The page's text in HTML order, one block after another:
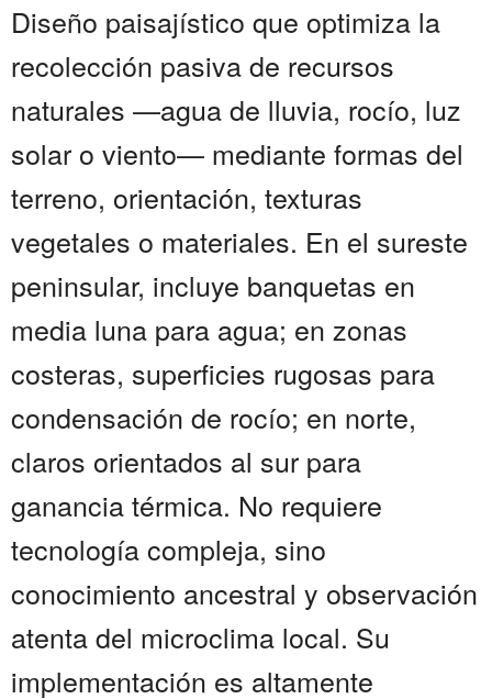
Diseño paisajístico que optimiza la
recolección pasiva de recursos
naturales —agua de lluvia, rocío, luz
solar o viento— mediante formas del
terreno, orientación, texturas
vegetales o materiales. En el sureste
peninsular, incluye banquetas en
media luna para agua; en zonas
costeras, superficies rugosas para
condensación de rocío; en norte,
claros orientados al sur para
ganancia térmica. No requiere
tecnología compleja, sino
conocimiento ancestral y observación
atenta del microclima local. Su
implementación es altamente